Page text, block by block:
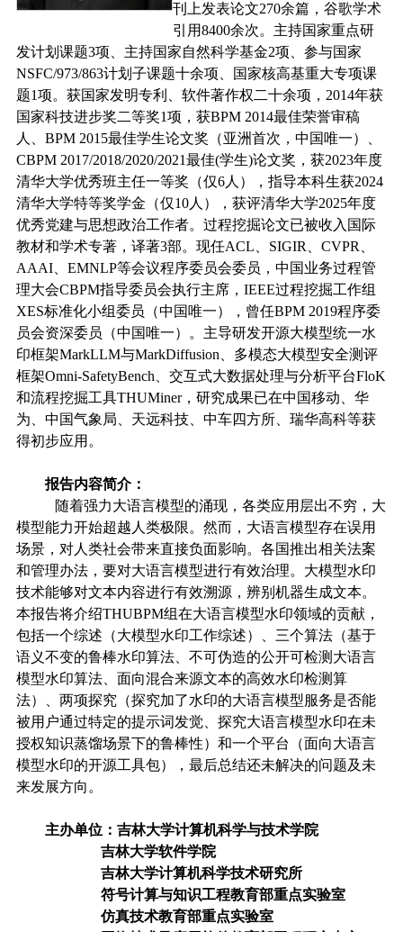
刊上发表论文270余篇，谷歌学术
引用8400余次。主持国家重点研
发计划课题3项、主持国家自然科学基金2项、参与国家
NSFC/973/863计划子课题十余项、国家核高基重大专项课
题1项。获国家发明专利、软件著作权二十余项， 2014年获
国家科技进步奖二等奖1项，获BPM 2014最佳荣誉审稿
人、 BPM 2015最佳学生论文奖（亚洲首次，中国唯一）、
CBPM 2017/2018/2020/2021最佳(学生)论文奖，获2023年度
清华大学优秀班主任一等奖（仅6人），指导本科生获2024
清华大学特等奖学金（仅10人），获评清华大学2025年度
优秀党建与思想政治工作者。过程挖掘论文已被收入国际
教材和学术专著，译著3部。现任ACL SIGIR CVPR
AAAI
EMNLP等会议程序委员会委员，中国业务过程管
理大会CBPM指导委员会执行主席， IEEE过程挖掘工作组
XES标准化小组委员（中国唯一），曾任BPM 2019程序委
员会资深委员（中国唯一）。主导研发开源大模型统一水
印框架MarkLLM与MarkDiffusion 、多模态大模型安全测评
框架Omni-SafetyBench 、交互式大数据处理与分析平台FloK
和流程挖掘工具THUMiner，研究成果已在中国移动、华
为、中国气象局、天远科技、中车四方所、瑞华高科等获
得初步应用。
报告内容简介：
随着强力大语言模型的涌现，各类应用层出不穷，大
模型能力开始超越人类极限。然而，大语言模型存在误用
场景，对人类社会带来直接负面影响。各国推出相关法案
和管理办法，要对大语言模型进行有效治理。大模型水印
技术能够对文本内容进行有效溯源，辨别机器生成文本。
本报告将介绍THUBPM组在大语言模型水印领域的贡献，
包括一个综述（大模型水印工作综述）、三个算法（基于
语义不变的鲁棒水印算法、不可伪造的公开可检测大语言
模型水印算法、面向混合来源文本的高效水印检测算
法）、两项探究（探究加了水印的大语言模型服务是否能
被用户通过特定的提示词发觉、探究大语言模型水印在未
授权知识蒸馏场景下的鲁棒性）和一个平台（面向大语言
模型水印的开源工具包），最后总结还未解决的问题及未
来发展方向。
主办单位： 吉林大学计算机科学与技术学院
吉林大学软件学院
吉林大学计算机科学技术研究所
符号计算与知识工程教育部重点实验室
仿真技术教育部重点实验室